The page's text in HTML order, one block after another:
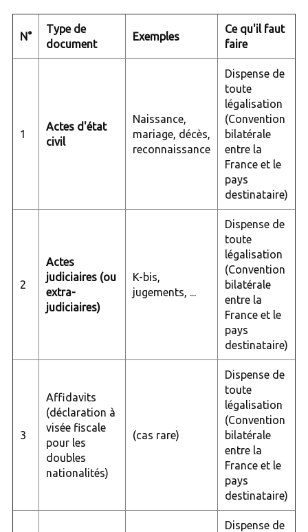
N°
Type de
document
Exemples
Ce qu'il faut
faire
1
Actes d'état
civil
Naissance,
mariage, décès,
reconnaissance
Dispense de
toute
légalisation
(Convention
bilatérale
entre la
France et le
pays
destinataire)
2
Actes
judiciaires (ou
extra-
judiciaires)
K-bis,
jugements, ...
Dispense de
toute
légalisation
(Convention
bilatérale
entre la
France et le
pays
destinataire)
3
Affidavits
(déclaration à
visée fiscale
pour les
doubles
nationalités)
(cas rare)
Dispense de
toute
légalisation
(Convention
bilatérale
entre la
France et le
pays
destinataire)
Dispense de